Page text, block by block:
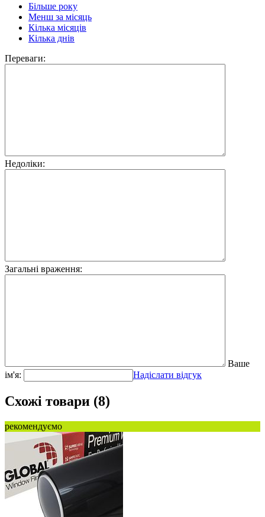
Більше року
Менш за місяць
Кілька місяців
Кілька днів
Переваги:
Недоліки:
Загальні враження:
Ваше
ім'я:
Надіслати відгук
Схожі товари (8)
рекомендуємо